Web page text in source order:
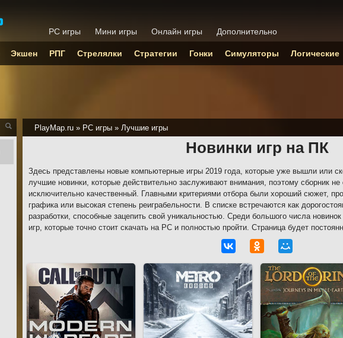
PlayMap.ru » PC игры » Лучшие игры
Новинки игр на ПК
Здесь представлены новые компьютерные игры 2019 года, которые уже вышли или
лучшие новинки, которые действительно заслуживают внимания, поэтому сборник
исключительно качественный. Главными критериями отбора были хороший сюжет,
графика или высокая степень реиграбельности. В списке встречаются как
разработки, способные зацепить свой уникальностью. Среди большого числа
игр, которые точно стоит скачать на PC и полностью пройти. Страница будет
PC игры Мини игры Онлайн игры Дополнительно
Экшен РПГ Стрелялки Стратегии Гонки Симуляторы Логические